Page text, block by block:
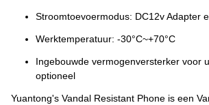
Stroomtoevoermodus: DC12v Adapter
Werktemperatuur: -30°C~+70°C
Ingebouwde vermogenversterker voor
optioneel
Yuantong's Vandal Resistant Phone is een